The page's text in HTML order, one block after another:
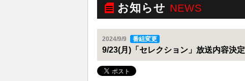
お知らせ NEWS
2024/9/9 番組変更
9/23(月)「セレクション」放送内容決定